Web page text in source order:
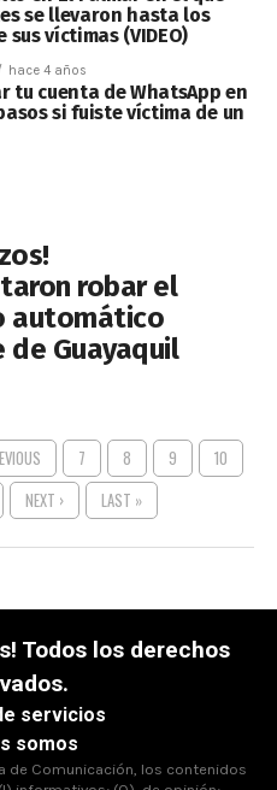
se llevaron hasta los
víctimas (VIDEO)
hace 4 años
tu cuenta de WhatsApp en
si fuiste víctima de un
robar el
automático
de Guayaquil
7 8 9
10
NEXT › LAST »
Todos los derechos
servicios
somos
de Comunicación, los contenidos